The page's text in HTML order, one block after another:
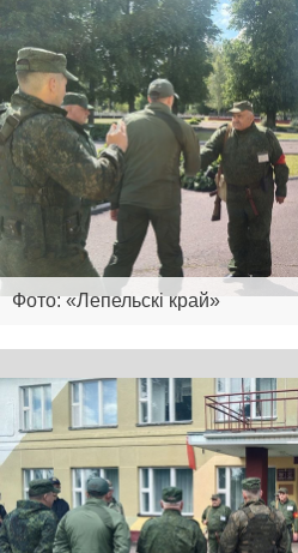
Фото: «Лепельскі край»